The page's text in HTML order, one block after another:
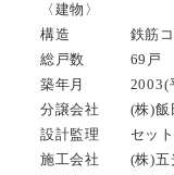
〈建物〉
構造 鉄筋コン
総戸数 69戸
築年月 2003(平
分譲会社 (株)飯
設計監理 セット
施工会社 (株)五